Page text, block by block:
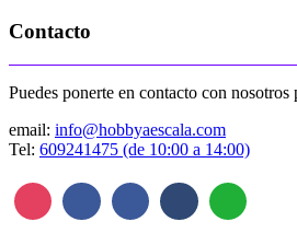
Contacto
Puedes ponerte en contacto con nosotros
email: info@hobbyaescala.com
Tel: 609241475 (de 10:00 a 14:00)